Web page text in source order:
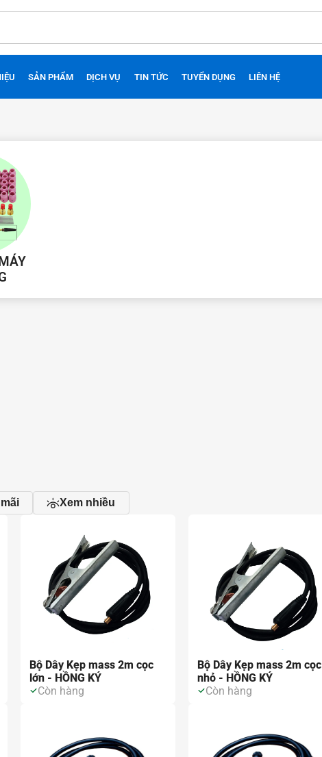
SẢN PHẨM DỊCH VỤ TIN TỨC TUYỂN DỤNG LIÊN HỆ
Xem nhiều
Bộ Dây Kẹp mass 2m cọc
lớn - HỒNG KÝ
Còn hàng
Bộ Dây Kẹp mass 2m cọc
nhỏ - HỒNG KÝ
Còn hàng